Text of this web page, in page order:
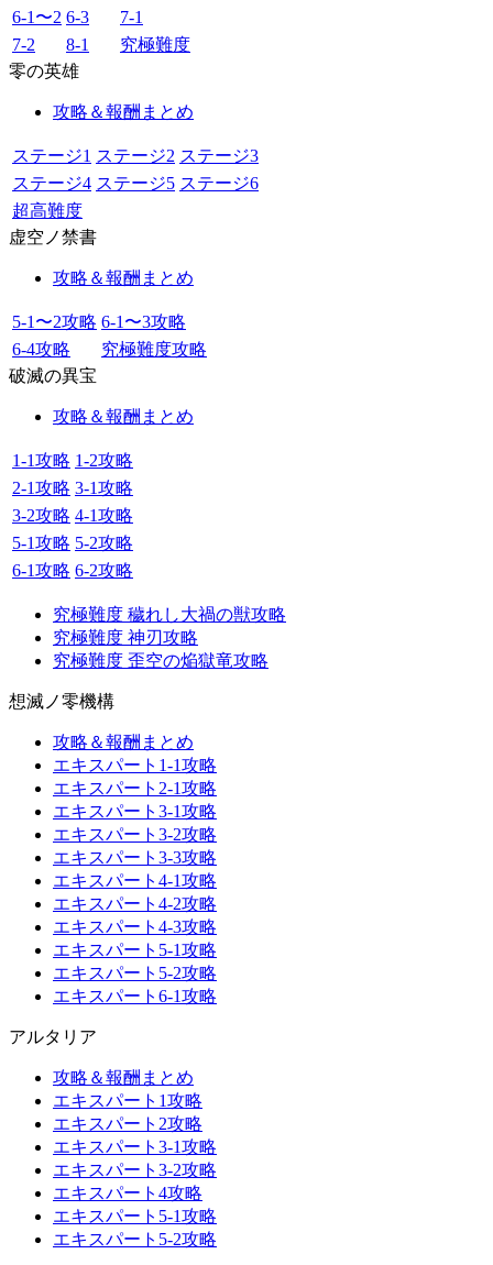
6-1〜2 6-3
7-1
7-2
8-1
究極難度
零の英雄
攻略＆報酬まとめ
ステージ1 ステージ2 ステージ3
ステージ4 ステージ5 ステージ6
超高難度
虚空ノ禁書
攻略＆報酬まとめ
5-1〜2攻略 6-1〜3攻略
6-4攻略
究極難度攻略
破滅の異宝
攻略＆報酬まとめ
1-1攻略 1-2攻略
2-1攻略 3-1攻略
3-2攻略 4-1攻略
5-1攻略 5-2攻略
6-1攻略 6-2攻略
究極難度 穢れし大禍の獣攻略
究極難度 神刃攻略
究極難度 歪空の焔獄竜攻略
想滅ノ零機構
攻略＆報酬まとめ
エキスパート1-1攻略
エキスパート2-1攻略
エキスパート3-1攻略
エキスパート3-2攻略
エキスパート3-3攻略
エキスパート4-1攻略
エキスパート4-2攻略
エキスパート4-3攻略
エキスパート5-1攻略
エキスパート5-2攻略
エキスパート6-1攻略
アルタリア
攻略＆報酬まとめ
エキスパート1攻略
エキスパート2攻略
エキスパート3-1攻略
エキスパート3-2攻略
エキスパート4攻略
エキスパート5-1攻略
エキスパート5-2攻略